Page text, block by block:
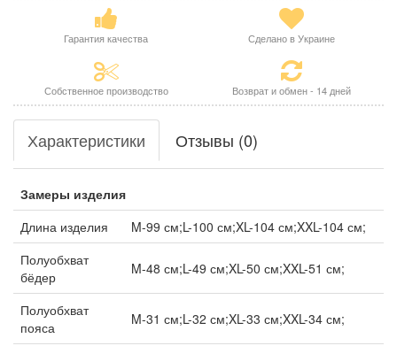
Гарантия качества Сделано в Украине
Собственное производство Возврат и обмен - 14 дней
Характеристики Отзывы (0)
Замеры изделия
Длина изделия
M-99 см;L-100 см;XL-104 см;XXL-104 см;
Полуобхват
бёдер
M-48 см;L-49 см;XL-50 см;XXL-51 см;
Полуобхват
пояса
M-31 см;L-32 см;XL-33 см;XXL-34 см;